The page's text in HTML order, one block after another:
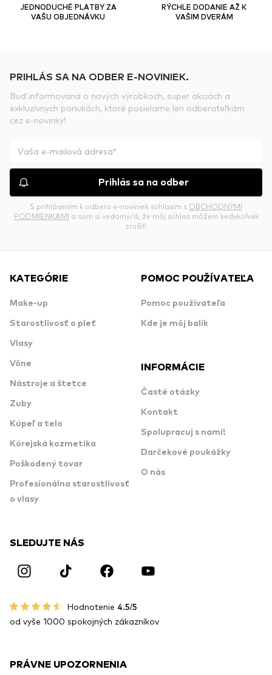
JEDNODUCHÉ PLATBY ZA
VAŠU OBJEDNÁVKU
RÝCHLE DODANIE AŽ K
VAŠIM DVERÁM
PRIHLÁS SA NA ODBER E-NOVINIEK.
Buď informovaná o nových výrobkoch, super akciách a
exkluzívnych ponukách, ktoré posielame len odberateľkám
cez e-novinky!
Prihlás sa na odber
S prihlásením k odberu e-noviniek súhlasím s OBCHODNÝMI
PODMIENKAMI a som si vedomý/á, že môj súhlas môžem kedykoľvek
zrušiť.
KATEGÓRIE
Make-up
Starostlivosť o pleť
Vlasy
Vône
Nástroje a štetce
Zuby
Kúpeľ a telo
Kórejská kozmetika
Poškodený tovar
Profesionálna starostlivosť
o vlasy
POMOC POUŽÍVATEĽA
Pomoc používateľa
Kde je môj balík
INFORMÁCIE
Časté otázky
Kontakt
Spolupracuj s nami!
Darčekové poukážky
O nás
SLEDUJTE NÁS
Hodnotenie 4.5/5
od vyše 1000 spokojných zákazníkov
PRÁVNE UPOZORNENIA